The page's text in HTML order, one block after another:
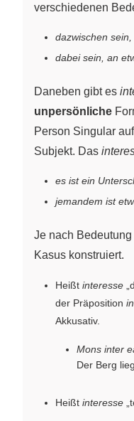
verschiedenen
dazwischen
dabei sein, an
Daneben gibt es
unpersönliche
Person Singular
Subjekt. Das
es ist ein
jemandem ist
Je nach
Kasus konstruiert.
Heißt interesse
der Präposition
Akkusativ.
Mons inter
Der Berg
Heißt interesse